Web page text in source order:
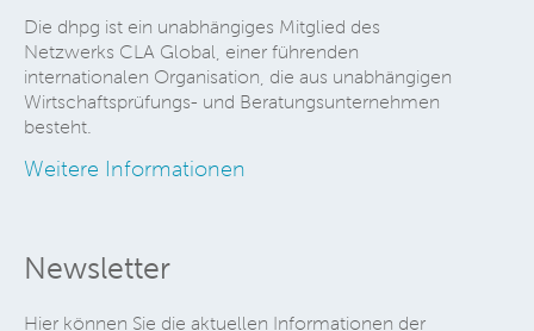
Die dhpg ist ein unabhängiges Mitglied des
Netzwerks CLA Global, einer führenden
internationalen Organisation, die aus unabhängigen
Wirtschaftsprüfungs- und Beratungsunternehmen
besteht.
Weitere Informationen
Newsletter
Hier können Sie die aktuellen Informationen der